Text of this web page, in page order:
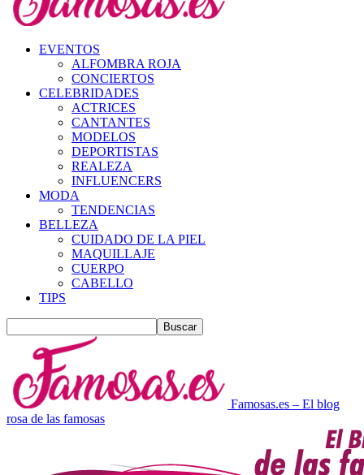
EVENTOS
ALFOMBRA ROJA
CONCIERTOS
CELEBRIDADES
ACTRICES
CANTANTES
MODELOS
DEPORTISTAS
REALEZA
INFLUENCERS
MODA
TENDENCIAS
BELLEZA
CUIDADO DE LA PIEL
MAQUILLAJE
CUERPO
CABELLO
TIPS
Famosas.es – El blog
rosa de las famosas